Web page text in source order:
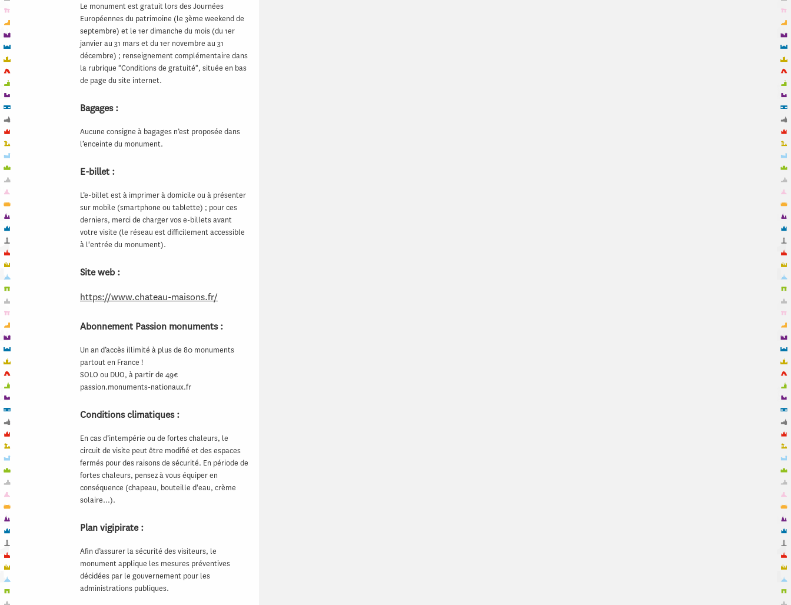
Le monument est gratuit lors des Journées
Européennes du patrimoine (le 3ème weekend de
septembre) et le 1er dimanche du mois (du 1er
janvier au 31 mars et du 1er novembre au 31
décembre) ; renseignement complémentaire dans
la rubrique "Conditions de gratuité", située en bas
de page du site internet.
Bagages :
Aucune consigne à bagages n’est proposée dans
l’enceinte du monument.
E-billet :
L’e-billet est à imprimer à domicile ou à présenter
sur mobile (smartphone ou tablette) ; pour ces
derniers, merci de charger vos e-billets avant
votre visite (le réseau est difficilement accessible
à l'entrée du monument).
Site web :
https://www.chateau-maisons.fr/
Abonnement Passion monuments :
Un an d’accès illimité à plus de 80 monuments
partout en France !
SOLO ou DUO, à partir de 49€
passion.monuments-nationaux.fr
Conditions climatiques :
En cas d’intempérie ou de fortes chaleurs, le
circuit de visite peut être modifié et des espaces
fermés pour des raisons de sécurité. En période de
fortes chaleurs, pensez à vous équiper en
conséquence (chapeau, bouteille d'eau, crème
solaire…).
Plan vigipirate :
Afin d’assurer la sécurité des visiteurs, le
monument applique les mesures préventives
décidées par le gouvernement pour les
administrations publiques.